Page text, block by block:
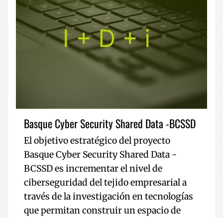
Basque Cyber Security Shared Data -BCSSD
El objetivo estratégico del proyecto
Basque Cyber Security Shared Data -
BCSSD es incrementar el nivel de
ciberseguridad del tejido empresarial a
través de la investigación en tecnologías
que permitan construir un espacio de